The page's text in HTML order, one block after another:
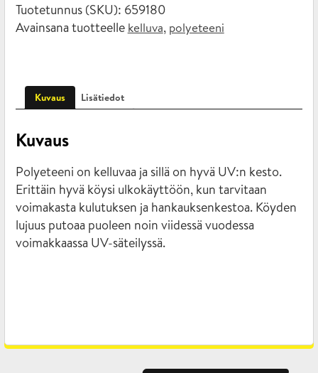
x
30m
Tuotetunnus (SKU): 659180
Avainsana tuotteelle kelluva, polyeteeni
Kuvaus Lisätiedot
Kuvaus
Polyeteeni on kelluvaa ja sillä on hyvä UV:n kesto.
Erittäin hyvä köysi ulkokäyttöön, kun tarvitaan
voimakasta kulutuksen ja hankauksenkestoa. Köyden
lujuus putoaa puoleen noin viidessä vuodessa
voimakkaassa UV-säteilyssä.